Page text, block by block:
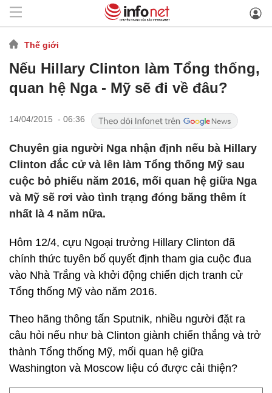
Thế giới
Nếu Hillary Clinton làm Tổng thống,
quan hệ Nga - Mỹ sẽ đi về đâu?
14/04/2015 - 06:36
Chuyên gia người Nga nhận định nếu bà Hillary
Clinton đắc cử và lên làm Tổng thống Mỹ sau
cuộc bỏ phiếu năm 2016, mối quan hệ giữa Nga
và Mỹ sẽ rơi vào tình trạng đóng băng thêm ít
nhất là 4 năm nữa.
Hôm 12/4, cựu Ngoại trưởng Hillary Clinton đã
chính thức tuyên bố quyết định tham gia cuộc đua
vào Nhà Trắng và khởi động chiến dịch tranh cử
Tổng thống Mỹ vào năm 2016.
Theo hãng thông tấn Sputnik, nhiều người đặt ra
câu hỏi nếu như bà Clinton giành chiến thắng và trở
thành Tổng thống Mỹ, mối quan hệ giữa
Washington và Moscow liệu có được cải thiện?